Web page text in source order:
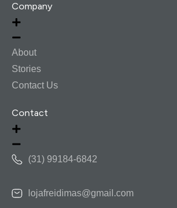
Company
About
Stories
Contact Us
Contact
(31) 99184-6842
lojafreidimas@gmail.com